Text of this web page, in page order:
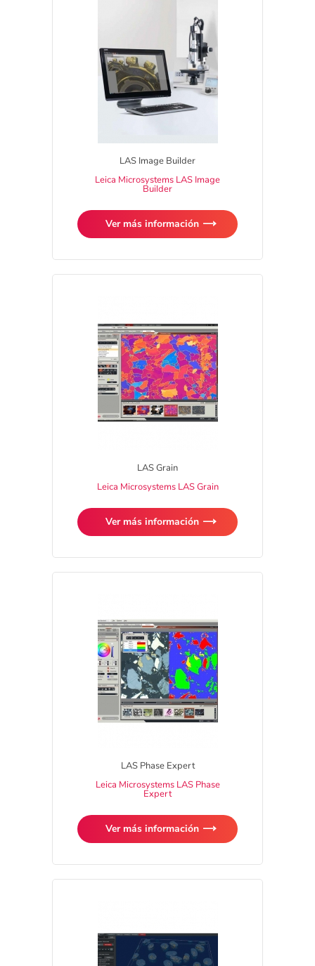
LAS Image Builder
Leica Microsystems LAS Image
Builder
Ver más información
LAS Grain
Leica Microsystems LAS Grain
Ver más información
LAS Phase Expert
Leica Microsystems LAS Phase
Expert
Ver más información